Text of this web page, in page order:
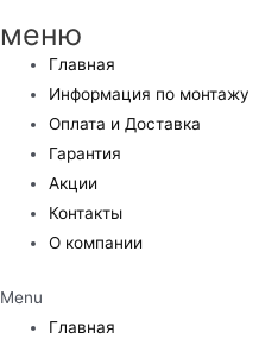
меню
Главная
Информация по монтажу
Оплата и Доставка
Гарантия
Акции
Контакты
О компании
Menu
Главная